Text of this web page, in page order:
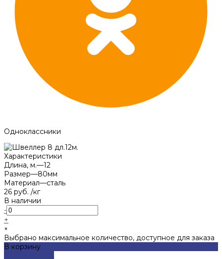
Одноклассники
Характеристики
Длина, м.—12
Размер—80мм
Материал—сталь
26 руб. /кг
В наличии
-
+
×
Выбрано максимальное количество, доступное для заказа
В корзину